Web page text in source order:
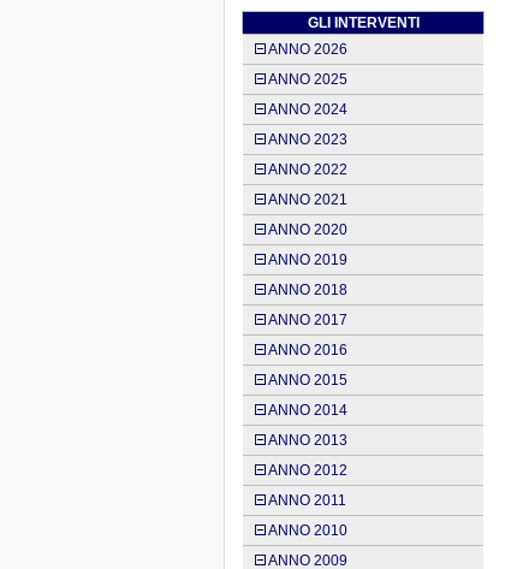
GLI INTERVENTI
ANNO 2026
ANNO 2025
ANNO 2024
ANNO 2023
ANNO 2022
ANNO 2021
ANNO 2020
ANNO 2019
ANNO 2018
ANNO 2017
ANNO 2016
ANNO 2015
ANNO 2014
ANNO 2013
ANNO 2012
ANNO 2011
ANNO 2010
ANNO 2009